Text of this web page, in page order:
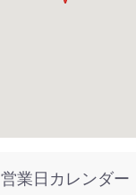
営業日カレンダー